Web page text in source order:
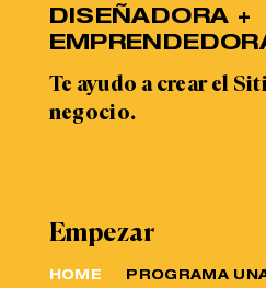
DISEÑADORA +
Te ayudo a crear el
negocio.
Empezar
HOME PROGRAMA